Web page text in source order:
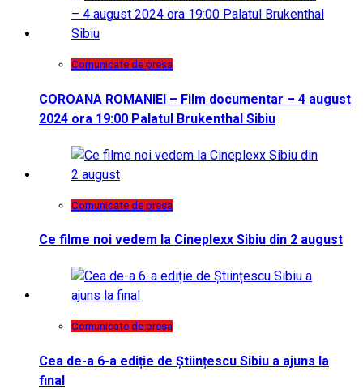
Comunicate de presa
COROANA ROMANIEI – Film documentar – 4 august
2024 ora 19:00 Palatul Brukenthal Sibiu
Comunicate de presa
Ce filme noi vedem la Cineplexx Sibiu din 2 august
Comunicate de presa
Cea de-a 6-a ediție de Științescu Sibiu a ajuns la
final